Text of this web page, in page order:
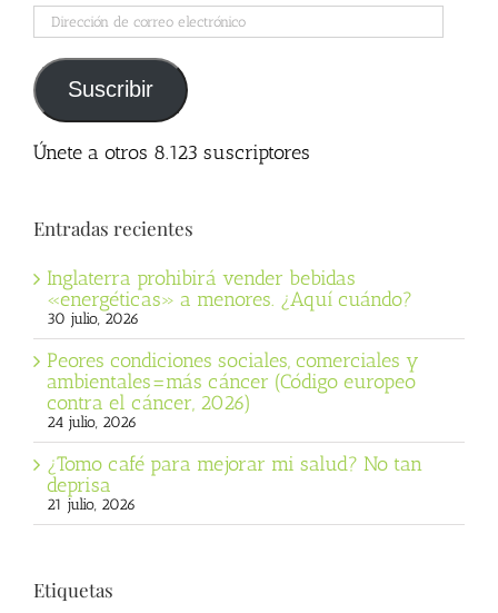
Dirección
de
correo
electrónico
Suscribir
Únete a otros 8.123 suscriptores
Entradas recientes
Inglaterra prohibirá vender bebidas
«energéticas» a menores. ¿Aquí cuándo?
30 julio, 2026
Peores condiciones sociales, comerciales y
ambientales=más cáncer (Código europeo
contra el cáncer, 2026)
24 julio, 2026
¿Tomo café para mejorar mi salud? No tan
deprisa
21 julio, 2026
Etiquetas